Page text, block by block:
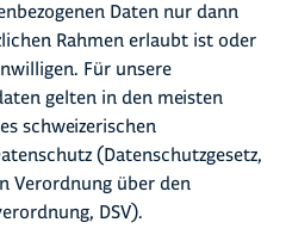
Daten nur dann
Rahmen erlaubt ist oder
Für unsere
gelten in den meisten
schweizerischen
(Datenschutzgesetz,
Verordnung über den
DSV).